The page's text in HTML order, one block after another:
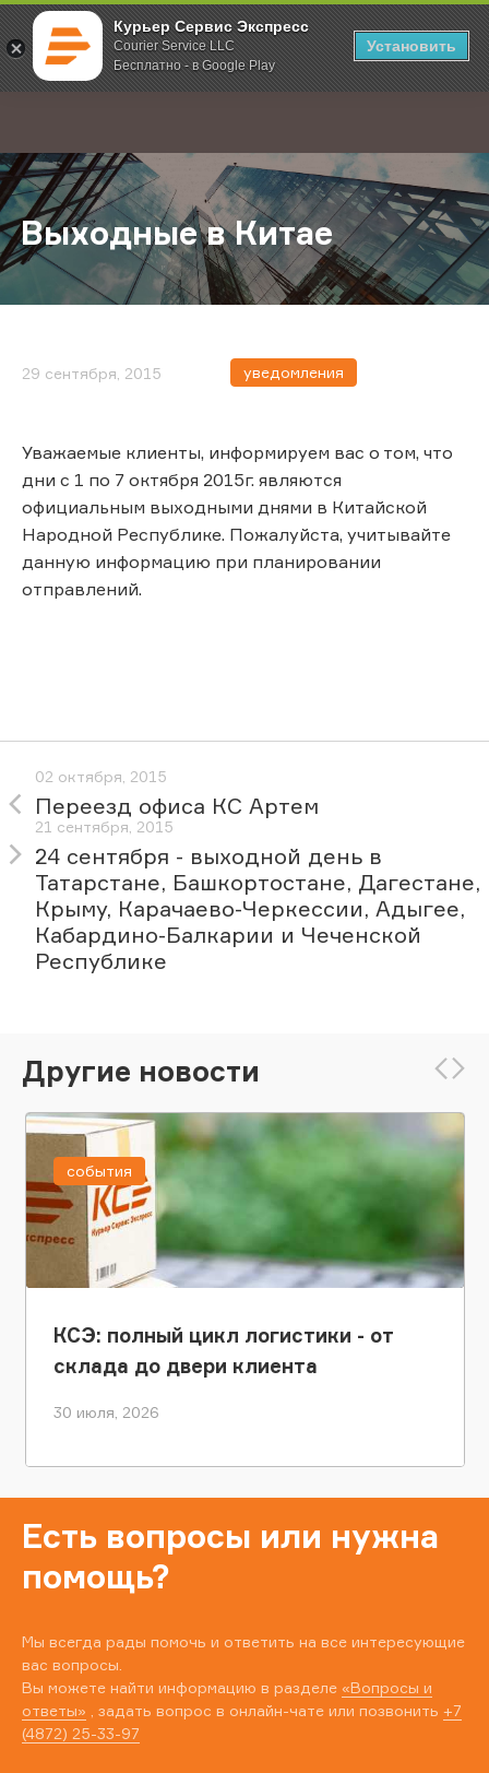
Курьер Сервис Экспресс
Courier Service LLC
Бесплатно - в Google Play
Установить
; Главная О компании Новости Выходные в Китае
Выходные в Китае
29 сентября, 2015 уведомления
Уважаемые клиенты, информируем вас о том, что
дни с 1 по 7 октября 2015г. являются
официальным выходными днями в Китайской
Народной Республике. Пожалуйста, учитывайте
данную информацию при планировании
отправлений.
02 октября, 2015
Переезд офиса КС Артем
21 сентября, 2015
24 сентября - выходной день в
Татарстане, Башкортостане, Дагестане,
Крыму, Карачаево-Черкессии, Адыгее,
Кабардино-Балкарии и Чеченской
Республике
Другие новости
КСЭ: полный цикл логистики - от
склада до двери клиента
30 июля, 2026
события
Есть вопросы или нужна
помощь?
Мы всегда рады помочь и ответить на все интересующие
вас вопросы.
Вы можете найти информацию в разделе «Вопросы и
ответы» , задать вопрос в онлайн-чате или позвонить +7
(4872) 25-33-97